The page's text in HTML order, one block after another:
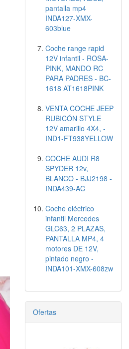
pantalla mp4
INDA127-XMX-
603blue
Coche range rapid
12V infantil - ROSA-
PINK, MANDO RC
PARA PADRES - BC-
1618 AT1618PINK
VENTA COCHE JEEP
RUBICÓN STYLE
12V amarillo 4X4, -
IND1-FT938YELLOW
COCHE AUDI R8
SPYDER 12v,
BLANCO - BJJ2198 -
INDA439-AC
Coche eléctrico
infantil Mercedes
GLC63, 2 PLAZAS,
PANTALLA MP4, 4
motores DE 12V,
pintado negro -
INDA101-XMX-608zw
Ofertas